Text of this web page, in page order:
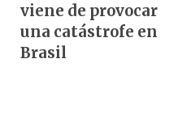
viene de provocar
una catástrofe en
Brasil